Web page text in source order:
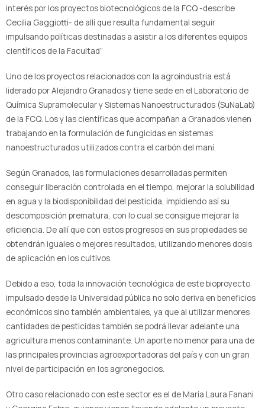
interés por los proyectos biotecnológicos de la FCQ -describe
Cecilia Gaggiotti- de allí que resulta fundamental seguir
impulsando políticas destinadas a asistir a los diferentes equipos
científicos de la Facultad”
Uno de los proyectos relacionados con la agroindustria está
liderado por Alejandro Granados y tiene sede en el Laboratorio de
Química Supramolecular y Sistemas Nanoestructurados (SuNaLab)
de la FCQ. Los y las científicas que acompañan a Granados vienen
trabajando en la formulación de fungicidas en sistemas
nanoestructurados utilizados contra el carbón del maní.
Según Granados, las formulaciones desarrolladas permiten
conseguir liberación controlada en el tiempo, mejorar la solubilidad
en agua y la biodisponibilidad del pesticida, impidiendo así su
descomposición prematura, con lo cual se consigue mejorar la
eficiencia. De allí que con estos progresos en sus propiedades se
obtendrán iguales o mejores resultados, utilizando menores dosis
de aplicación en los cultivos.
Debido a eso, toda la innovación tecnológica de este bioproyecto
impulsado desde la Universidad pública no solo deriva en beneficios
económicos sino también ambientales, ya que al utilizar menores
cantidades de pesticidas también se podrá llevar adelante una
agricultura menos contaminante. Un aporte no menor para una de
las principales provincias agroexportadoras del país y con un gran
nivel de participación en los agronegocios.
Otro caso relacionado con este sector es el de María Laura Fanani